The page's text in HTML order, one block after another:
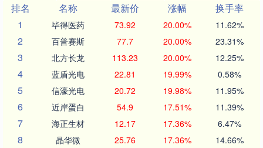
排名
名称 最新价 涨幅
换手率
1
毕得医药 73.92 20.00% 11.62%
2 百普赛斯 77.7 20.00% 23.31%
3 北方长龙 113.23 20.00% 12.25%
4 蓝盾光电 22.81 19.99% 0.58%
5 信濠光电 20.72 19.98% 11.95%
6 近岸蛋白 54.9 17.51% 11.39%
7 海正生材 12.17 17.36% 6.47%
8 晶华微 25.76 17.36% 14.66%